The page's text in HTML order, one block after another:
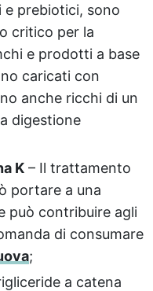
e prebiotici, sono
critico per la
e prodotti a base
caricati con
anche ricchi di un
digestione
K – Il trattamento
portare a una
può contribuire agli
di consumare
;
a catena